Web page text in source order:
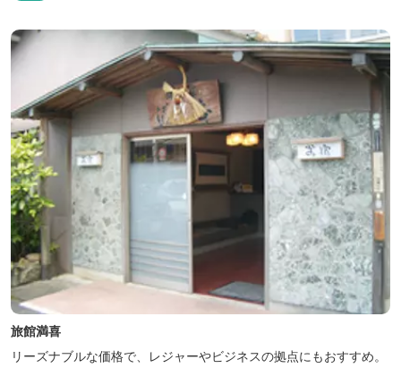
限定）、こんにゃくやパン作りの体験できる工房などがあります。
木津川（鯛ケ瀬）のほとりにある美しい自然を生かしたオートキャ
ンプやディキャンプ...
旅館満喜
リーズナブルな価格で、レジャーやビジネスの拠点にもおすすめ。